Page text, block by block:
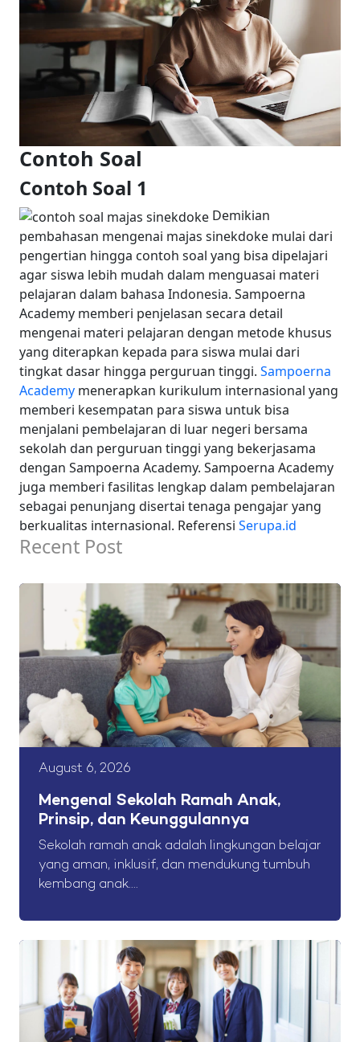
Contoh Soal
Contoh Soal 1
Demikian
pembahasan mengenai majas sinekdoke mulai dari
pengertian hingga contoh soal yang bisa dipelajari
agar siswa lebih mudah dalam menguasai materi
pelajaran dalam bahasa Indonesia. Sampoerna
Academy memberi penjelasan secara detail
mengenai materi pelajaran dengan metode khusus
yang diterapkan kepada para siswa mulai dari
tingkat dasar hingga perguruan tinggi. Sampoerna
Academy menerapkan kurikulum internasional yang
memberi kesempatan para siswa untuk bisa
menjalani pembelajaran di luar negeri bersama
sekolah dan perguruan tinggi yang bekerjasama
dengan Sampoerna Academy. Sampoerna Academy
juga memberi fasilitas lengkap dalam pembelajaran
sebagai penunjang disertai tenaga pengajar yang
berkualitas internasional. Referensi Serupa.id
Recent Post
August 6, 2026
Mengenal Sekolah Ramah Anak,
Prinsip, dan Keunggulannya
Sekolah ramah anak adalah lingkungan belajar
yang aman, inklusif, dan mendukung tumbuh
kembang anak....